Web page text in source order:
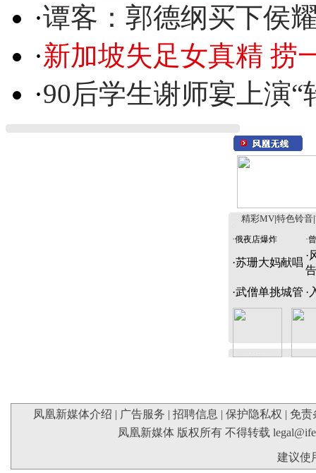
·谭客：郭德纲买下侯
·新加坡失足女真精 捞
·90后学生谢师宴上演“
精彩MV 特色铃音
·俄夜店爆炸 ·
·苏珊大妈献唱
·
告
·武僧单挑城管 ·
凤凰新媒体介绍 | 广告服务 | 招聘信息 | 保护隐私权 | 免责
凤凰新媒体 版权所有 不得转载
建议使